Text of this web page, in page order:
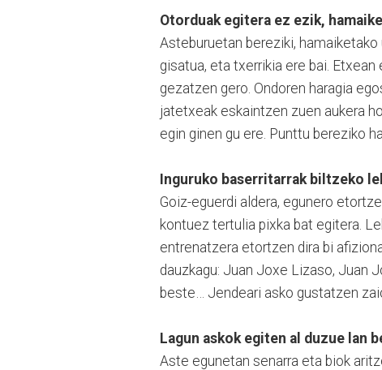
Otorduak egitera ez ezik,
Asteburuetan bereziki,
gisatua, eta txerrikia ere bai.
gezatzen gero. Ondoren haragia
jatetxeak eskaintzen zuen aukera
egin ginen gu ere. Punttu bereziko
Inguruko baserritarrak biltzeko
Goiz-eguerdi aldera, egunero
kontuez tertulia pixka bat egitera.
entrenatzera etortzen dira bi
dauzkagu: Juan Joxe Lizaso, Juan
beste… Jendeari asko gustatzen
Lagun askok egiten al duzue lan
Aste egunetan senarra eta biok